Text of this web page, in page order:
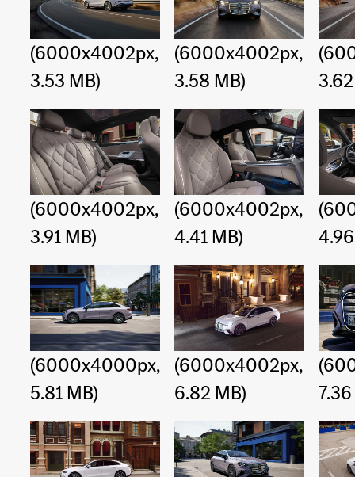
(6000x4002px,
3.53 MB)
(6000x4002px,
3.58 MB)
(6000x4002px,
3.91 MB)
(6000x4002px,
4.41 MB)
(6000x4000px,
5.81 MB)
(6000x4002px,
6.82 MB)